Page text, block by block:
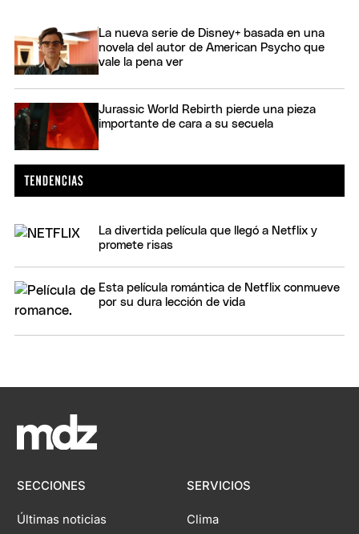
La nueva serie de Disney+ basada en una
novela del autor de American Psycho que
vale la pena ver
Jurassic World Rebirth pierde una pieza
importante de cara a su secuela
La divertida película que llegó a Netflix y
promete risas
Esta película romántica de Netflix conmueve
por su dura lección de vida
SECCIONES
Últimas noticias
SERVICIOS
Clima